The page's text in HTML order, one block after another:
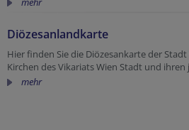
Diözesanlandkarte
Hier finden Sie die Diözesankarte der
Kirchen des Vikariats Wien Stadt und
mehr